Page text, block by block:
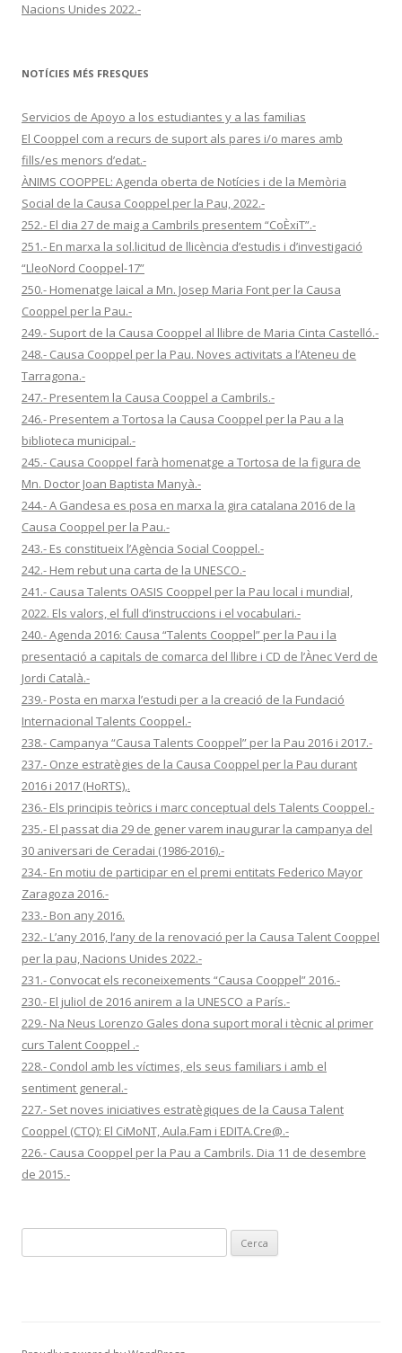
Nacions Unides 2022.-
NOTÍCIES MÉS FRESQUES
Servicios de Apoyo a los estudiantes y a las familias
El Cooppel com a recurs de suport als pares i/o mares amb
fills/es menors d’edat.-
ÀNIMS COOPPEL: Agenda oberta de Notícies i de la Memòria
Social de la Causa Cooppel per la Pau, 2022.-
252.- El dia 27 de maig a Cambrils presentem “CoÈxiT”.-
251.- En marxa la sol.licitud de llicència d’estudis i d’investigació
“LleoNord Cooppel-17”
250.- Homenatge laical a Mn. Josep Maria Font per la Causa
Cooppel per la Pau.-
249.- Suport de la Causa Cooppel al llibre de Maria Cinta Castelló.-
248.- Causa Cooppel per la Pau. Noves activitats a l’Ateneu de
Tarragona.-
247.- Presentem la Causa Cooppel a Cambrils.-
246.- Presentem a Tortosa la Causa Cooppel per la Pau a la
biblioteca municipal.-
245.- Causa Cooppel farà homenatge a Tortosa de la figura de
Mn. Doctor Joan Baptista Manyà.-
244.- A Gandesa es posa en marxa la gira catalana 2016 de la
Causa Cooppel per la Pau.-
243.- Es constitueix l’Agència Social Cooppel.-
242.- Hem rebut una carta de la UNESCO.-
241.- Causa Talents OASIS Cooppel per la Pau local i mundial,
2022. Els valors, el full d’instruccions i el vocabulari.-
240.- Agenda 2016: Causa “Talents Cooppel” per la Pau i la
presentació a capitals de comarca del llibre i CD de l’Ànec Verd de
Jordi Català.-
239.- Posta en marxa l’estudi per a la creació de la Fundació
Internacional Talents Cooppel.-
238.- Campanya “Causa Talents Cooppel” per la Pau 2016 i 2017.-
237.- Onze estratègies de la Causa Cooppel per la Pau durant
2016 i 2017 (HoRTS),.
236.- Els principis teòrics i marc conceptual dels Talents Cooppel.-
235.- El passat dia 29 de gener varem inaugurar la campanya del
30 aniversari de Ceradai (1986-2016).-
234.- En motiu de participar en el premi entitats Federico Mayor
Zaragoza 2016.-
233.- Bon any 2016.
232.- L’any 2016, l’any de la renovació per la Causa Talent Cooppel
per la pau, Nacions Unides 2022.-
231.- Convocat els reconeixements “Causa Cooppel” 2016.-
230.- El juliol de 2016 anirem a la UNESCO a París.-
229.- Na Neus Lorenzo Gales dona suport moral i tècnic al primer
curs Talent Cooppel .-
228.- Condol amb les víctimes, els seus familiars i amb el
sentiment general.-
227.- Set noves iniciatives estratègiques de la Causa Talent
Cooppel (CTQ): El CiMoNT, Aula.Fam i EDITA.Cre@.-
226.- Causa Cooppel per la Pau a Cambrils. Dia 11 de desembre
de 2015.-
e
: